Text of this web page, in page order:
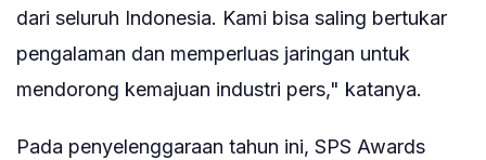
dari seluruh Indonesia. Kami bisa saling bertukar
pengalaman dan memperluas jaringan untuk
mendorong kemajuan industri pers," katanya.
Pada penyelenggaraan tahun ini, SPS Awards